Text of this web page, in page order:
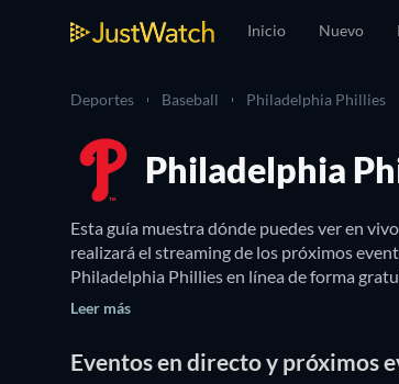
Inicio Nuevo
Deportes Baseball Philadelphia Phillies
Philadelphia
Esta guía muestra dónde puedes ver en
realizará el streaming de los próximos
Philadelphia Phillies en línea de forma
Leer más
Eventos en directo y próximos